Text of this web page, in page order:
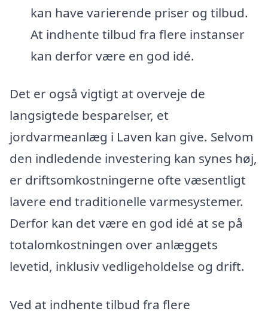
kan have varierende priser og tilbud.
At indhente tilbud fra flere instanser
kan derfor være en god idé.
Det er også vigtigt at overveje de
langsigtede besparelser, et
jordvarmeanlæg i Laven kan give. Selvom
den indledende investering kan synes høj,
er driftsomkostningerne ofte væsentligt
lavere end traditionelle varmesystemer.
Derfor kan det være en god idé at se på
totalomkostningen over anlæggets
levetid, inklusiv vedligeholdelse og drift.
Ved at indhente tilbud fra flere